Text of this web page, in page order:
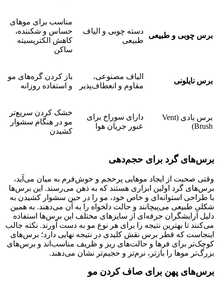
برس چوبی و طبیعی
دسته چوبی و الیاف
طبیعی
مناسب برای موهای
حساس و شکننده،
کاهش الکتریسیته
ساکن
برس نایلونی
الیاف مصنوعی،
مقاوم و انعطاف‌پذیر
باز کردن گره‌های مو
و استفاده روزانه
برس بادی (Vent
Brush)
دارای سوراخ برای
عبور جریان هوا
خشک کردن سریع‌تر
مو در هنگام سشوار
کشیدن
برس‌های گرد برای حجم‌دهی
وقتی صحبت از ایجاد موهایی پرحجم و خوش‌فرم به میان می‌آید،
برس‌های گرد اولین ابزاری هستند که به ذهن می‌رسند. این برس‌ها
با طراحی استوانه‌ای و خاص خود، مو را در حین سشوار کشیدن به
شکلی طبیعی می‌پیچانند و حالت دلخواه را به آن می‌دهند. به همین
دلیل آرایشگران حرفه‌ای از سایزهای مختلف این برس‌ها استفاده
می‌کنند تا بهترین نتیجه را برای هر نوع مو به دست آورند. نکته جالب
اینجاست که قطر برس نقش کلیدی در نتیجه نهایی دارد؛ برس‌های
کوچک‌تر برای فرها و حالت‌های ریز و ظریف مناسب‌اند و برس‌های
بزرگ‌تر موها را بازتر، نرم‌تر و حجیم‌تر نشان می‌دهند.
برس‌های پهن برای صاف کردن مو